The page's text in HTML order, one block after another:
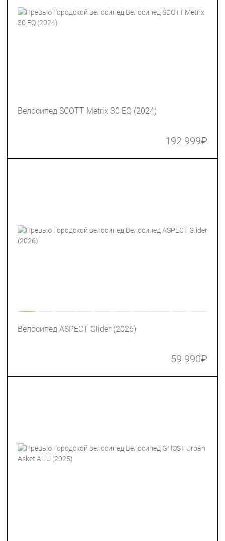
Велосипед SCOTT Metrix 30 EQ (2024)
192 999₽
Велосипед ASPECT Glider (2026)
59 990₽